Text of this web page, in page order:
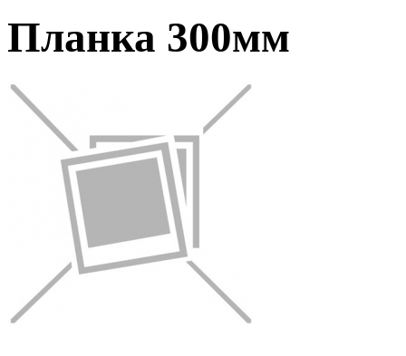
Планка 300мм